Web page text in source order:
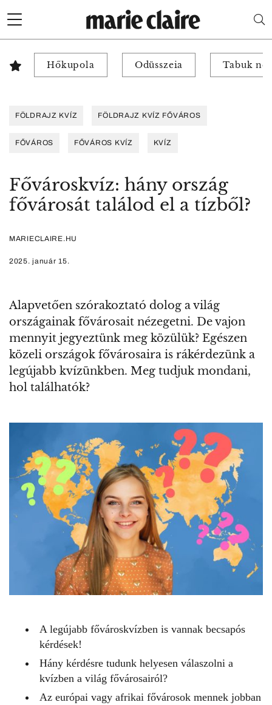
Hőkupola Odüsszeia Tabuk
FÖLDRAJZ KVÍZ FÖLDRAJZ KVÍZ FŐVÁROS
FŐVÁROS FŐVÁROS KVÍZ KVÍZ
Fővároskvíz: hány ország
fővárosát találod el a tízből?
MARIECLAIRE.HU
2025. január 15.
Alapvetően szórakoztató dolog a világ
országainak fővárosait nézegetni. De vajon
mennyit jegyeztünk meg közülük? Egészen
közeli országok fővárosaira is rákérdezünk a
legújabb kvízünkben. Meg tudjuk mondani,
hol találhatók?
A legújabb fővároskvízben is vannak becsapós
kérdések!
Hány kérdésre tudunk helyesen válaszolni a
kvízben a világ fővárosairól?
Az európai vagy afrikai fővárosok mennek jobban